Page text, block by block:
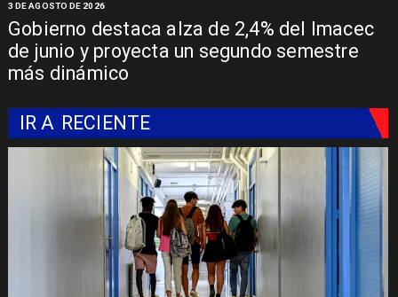
Gobierno destaca alza de 2,4% del Imacec
de junio y proyecta un segundo semestre
más dinámico
3 DE AGOSTO DE 2026
IR A RECIENTE